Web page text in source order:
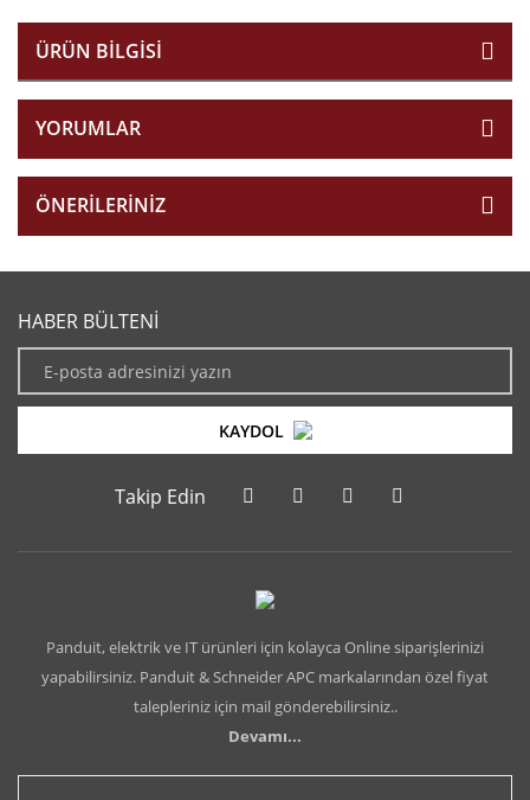
ÜRÜN BILGISI
YORUMLAR
ÖNERILERINIZ
HABER BÜLTENİ
KAYDOL
Takip Edin
Panduit, elektrik ve IT ürünleri için kolayca Online siparişlerinizi
yapabilirsiniz. Panduit & Schneider APC markalarından özel fiyat
talepleriniz için mail gönderebilirsiniz..
Devamı...